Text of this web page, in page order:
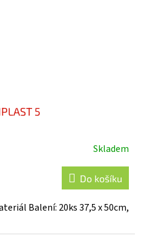
5
Skladem
Do košíku
Balení: 20ks 37,5 x 50cm,